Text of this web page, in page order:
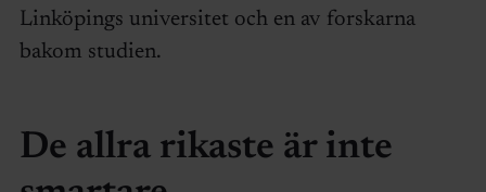
Linköpings universitet och en av forskarna
bakom studien.
De allra rikaste är inte